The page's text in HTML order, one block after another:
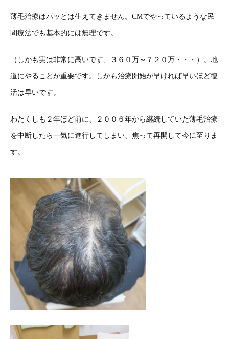
薄毛治療はパッとは生えてきません。CMでやっているような民
間療法でも基本的には無理です。
（しかも実は非常に高いです、３６０万～７２０万・・・）。地
道にやることが重要です。しかも治療開始が早ければ早いほど復
活は早いです。
わたくしも２年ほど前に、２００６年から継続していた薄毛治療
を中断したら一気に進行してしまい、焦って再開して今に至りま
す。